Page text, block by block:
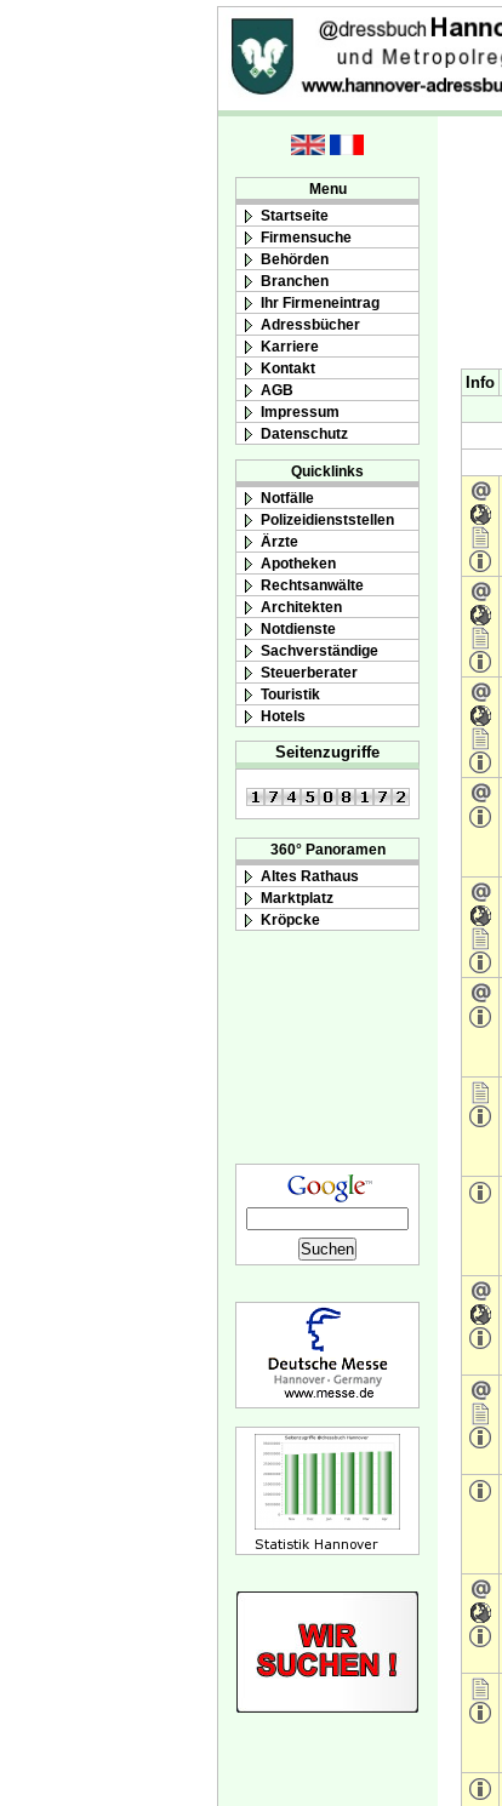
Menu
Startseite
Firmensuche
Behörden
Branchen
Ihr Firmeneintrag
Adressbücher
Karriere
Kontakt
AGB
Impressum
Datenschutz
Quicklinks
Notfälle
Polizeidienststellen
Ärzte
Apotheken
Rechtsanwälte
Architekten
Notdienste
Sachverständige
Steuerberater
Touristik
Hotels
Seitenzugriffe
360° Panoramen
Altes Rathaus
Marktplatz
Kröpcke
Info